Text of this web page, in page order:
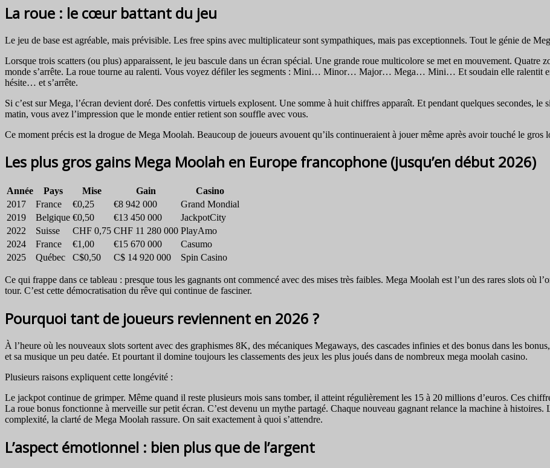
La roue : le cœur battant du jeu
Le jeu de base est agréable, mais prévisible. Les free spins avec multiplicateur sont sympathiques, mais pas exceptionnels. Tout le génie de
Lorsque trois scatters (ou plus) apparaissent, le jeu bascule dans un écran spécial. Une grande roue multicolore se met en mouvement.
monde s’arrête. La roue tourne au ralenti. Vous voyez défiler les segments : Mini… Minor… Major… Mega… Mini… Et soudain elle ralentit
hésite… et s’arrête.
Si c’est sur Mega, l’écran devient doré. Des confettis virtuels explosent. Une somme à huit chiffres apparaît. Et pendant quelques secondes, le
matin, vous avez l’impression que le monde entier retient son souffle avec vous.
Ce moment précis est la drogue de Mega Moolah. Beaucoup de joueurs avouent qu’ils continueraient à jouer même après avoir touché le
Les plus gros gains Mega Moolah en Europe francophone (jusqu’en début 2026)
Année Pays Mise Gain
Casino
2017
France €0,25 €8 942 000
Grand Mondial
2019
Belgique €0,50 €13 450 000
JackpotCity
2022
Suisse CHF 0,75 CHF 11 280 000 PlayAmo
2024
France €1,00 €15 670 000
Casumo
2025
Québec C$0,50 C$ 14 920 000 Spin Casino
Ce qui frappe dans ce tableau : presque tous les gagnants ont commencé avec des mises très faibles. Mega Moolah est l’un des rares slots où
tour. C’est cette démocratisation du rêve qui continue de fasciner.
Pourquoi tant de joueurs reviennent en 2026 ?
À l’heure où les nouveaux slots sortent avec des graphismes 8K, des mécaniques Megaways, des cascades infinies et des bonus dans les
et sa musique un peu datée. Et pourtant il domine toujours les classements des jeux les plus joués dans de nombreux mega moolah casino.
Plusieurs raisons expliquent cette longévité :
Le jackpot continue de grimper. Même quand il reste plusieurs mois sans tomber, il atteint régulièrement les 15 à 20 millions d’euros. Ces
La roue bonus fonctionne à merveille sur petit écran. C’est devenu un mythe partagé. Chaque nouveau gagnant relance la machine à
complexité, la clarté de Mega Moolah rassure. On sait exactement à quoi s’attendre.
L’aspect émotionnel : bien plus que de l’argent